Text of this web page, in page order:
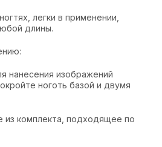
легки в применении,
длины.
нанесения изображений
ноготь базой и двумя
из комплекта, подходящее по